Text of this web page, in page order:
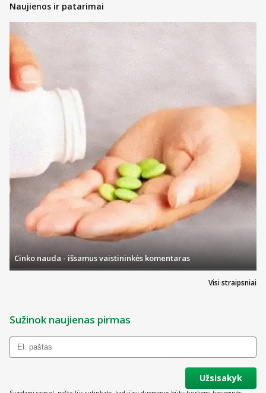
Naujienos ir patarimai
Visi straipsniai
Cinko nauda - išsamus vaistininkės komentaras
Sužinok naujienas pirmas
Užsisakyk